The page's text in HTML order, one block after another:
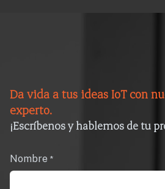
Da vida a tus ideas IoT con
experto.
¡Escríbenos y hablemos de tu
Nombre *